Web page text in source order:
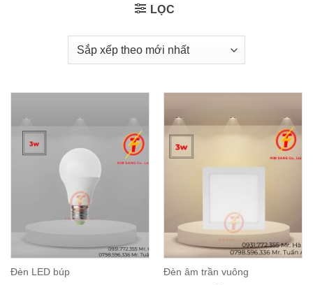
LỌC
Đèn LED búp Đèn âm trần vuông